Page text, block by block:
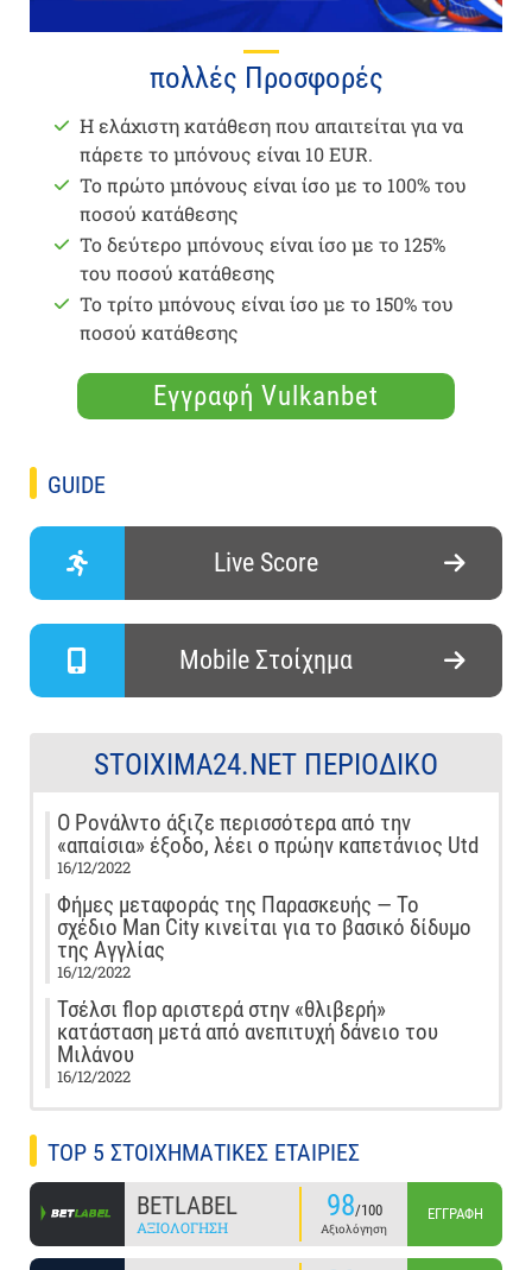
πολλές Προσφορές
Η ελάχιστη κατάθεση που απαιτείται για να
πάρετε το μπόνους είναι 10 EUR.
Το πρώτο μπόνους είναι ίσο με το 100% του
ποσού κατάθεσης
Το δεύτερο μπόνους είναι ίσο με το 125%
του ποσού κατάθεσης
Το τρίτο μπόνους είναι ίσο με το 150% του
ποσού κατάθεσης
Εγγραφή Vulkanbet
GUIDE
Live Score
Mobile Στοίχημα
STOIXIMA24.NET ΠΕΡΙΟΔΙΚΌ
Ο Ρονάλντο άξιζε περισσότερα από την
«απαίσια» έξοδο, λέει ο πρώην καπετάνιος Utd
16/12/2022
Φήμες μεταφοράς της Παρασκευής — Το
σχέδιο Man City κινείται για το βασικό δίδυμο
της Αγγλίας
16/12/2022
Τσέλσι flop αριστερά στην «θλιβερή»
κατάσταση μετά από ανεπιτυχή δάνειο του
Μιλάνου
16/12/2022
TOP 5 ΣΤΟΙΧΗΜΑΤΙΚΕΣ ΕΤΑΙΡΙΕΣ
BETLABEL
ΑΞΙΟΛΌΓΗΣΗ
98/100
Αξιολόγηση
ΕΓΓΡΑΦΉ